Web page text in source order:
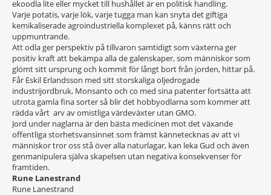
ekoodla lite eller mycket till hushållet är en politisk handling.
Varje potatis, varje lök, varje tugga man kan snyta det giftiga
kemikaliserade agroindustriella komplexet på, känns rätt och
uppmuntrande.
Att odla ger perspektiv på tillvaron samtidigt som växterna ger
positiv kraft att bekämpa alla de galenskaper, som människor som
glömt sitt ursprung och kommit för långt bort från jorden, hittar på.
Får Eskil Erlandsson med sitt storskaliga oljedrogade
industrijordbruk, Monsanto och co med sina patenter fortsätta att
utrota gamla fina sorter så blir det hobbyodlarna som kommer att
rädda vårt arv av omistliga värdeväxter utan GMO.
Jord under naglarna är den bästa medicinen mot det växande
offentliga storhetsvansinnet som främst kännetecknas av att vi
människor tror oss stå över alla naturlagar, kan leka Gud och även
genmanipulera själva skapelsen utan negativa konsekvenser för
framtiden.
Rune Lanestrand
Rune Lanestrand